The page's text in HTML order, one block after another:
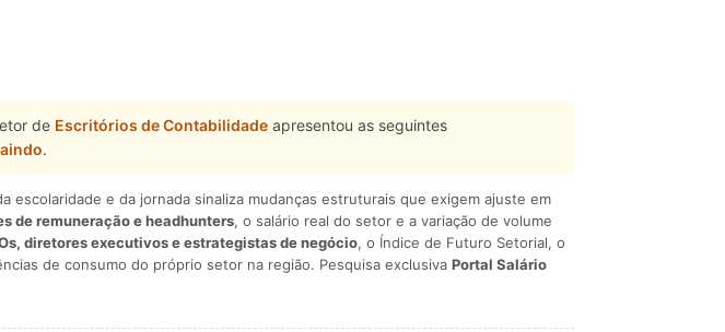
de Escritórios de Contabilidade apresentou as seguintes
.
escolaridade e da jornada sinaliza mudanças estruturais que exigem ajuste em
de remuneração e headhunters, o salário real do setor e a variação de volume
diretores executivos e estrategistas de negócio, o Índice de Futuro Setorial, o
de consumo do próprio setor na região. Pesquisa exclusiva Portal Salário